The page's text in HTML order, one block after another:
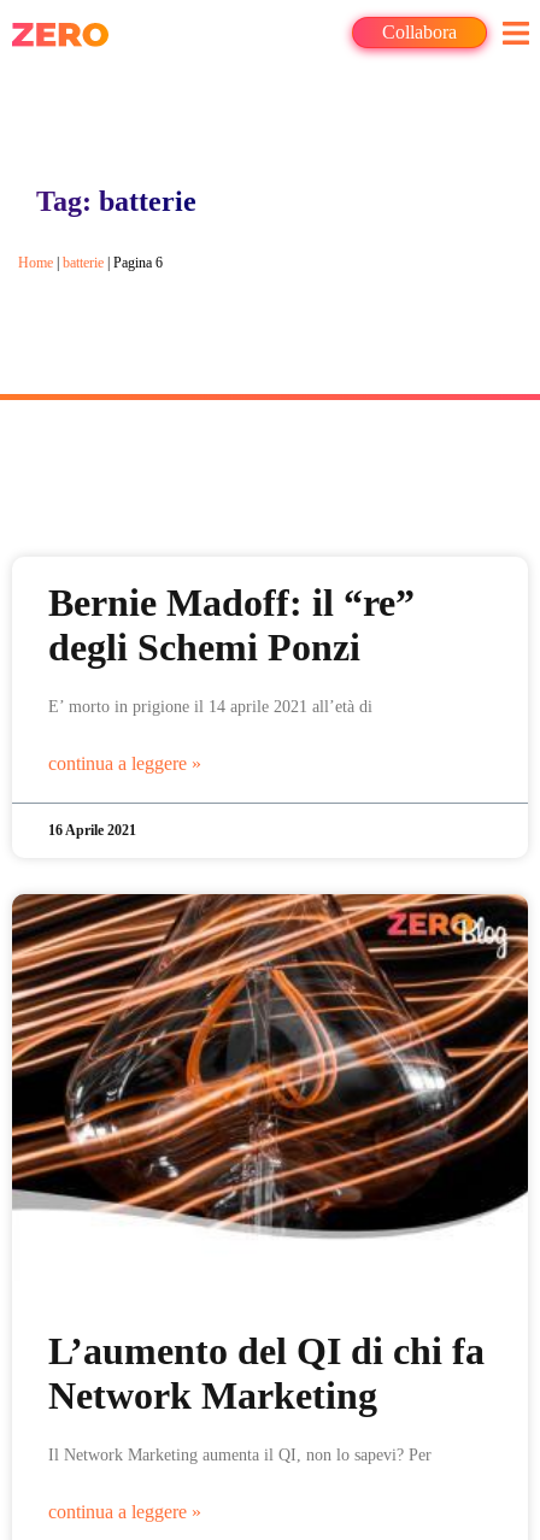
Collabora
Tag: batterie
Home batterie Pagina 6
Bernie Madoff: il “re”
degli Schemi Ponzi
E’ morto in prigione il 14 aprile 2021 all’età di
continua a leggere »
16 Aprile 2021
L’aumento del QI di chi fa
Network Marketing
Il Network Marketing aumenta il QI, non lo sapevi? Per
continua a leggere »